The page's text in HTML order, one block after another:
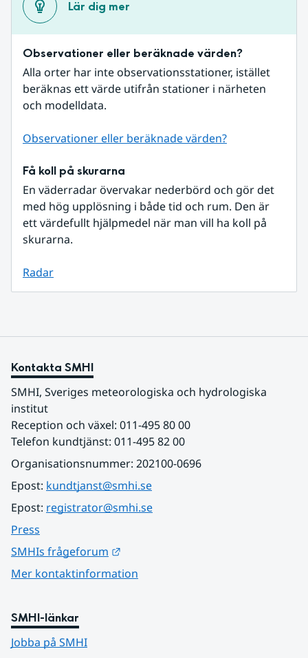
Lär dig mer
Observationer eller beräknade värden?
Alla orter har inte observationsstationer, istället
beräknas ett värde utifrån stationer i närheten
och modelldata.
Observationer eller beräknade värden?
Få koll på skurarna
En väderradar övervakar nederbörd och gör det
med hög upplösning i både tid och rum. Den är
ett värdefullt hjälpmedel när man vill ha koll på
skurarna.
Radar
Kontakta SMHI
SMHI, Sveriges meteorologiska och hydrologiska
institut
Reception och växel: 011-495 80 00
Telefon kundtjänst: 011-495 82 00
Organisationsnummer: 202100-0696
Epost: kundtjanst@smhi.se
Epost: registrator@smhi.se
Press
SMHIs frågeforum
Mer kontaktinformation
SMHI-länkar
Jobba på SMHI